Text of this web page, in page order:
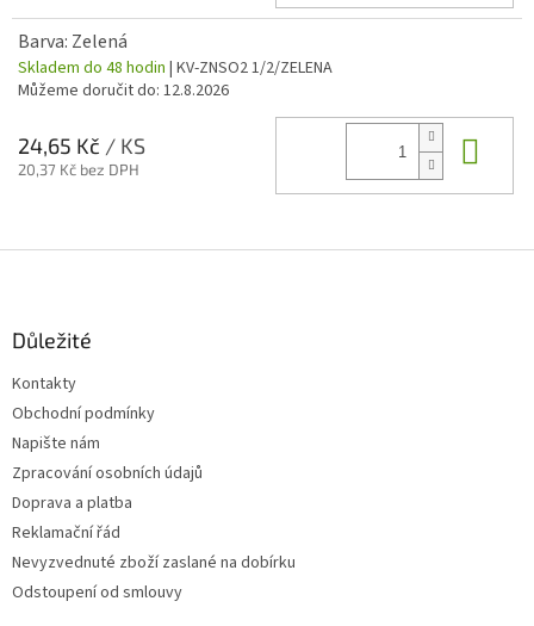
Barva: Zelená
Skladem do 48 hodin | KV-ZNSO2 1/2/ZELENA
Můžeme doručit do: 12.8.2026
24,65 Kč / KS
20,37 Kč bez DPH
Důležité
Kontakty
Obchodní podmínky
Napište nám
Zpracování osobních údajů
Doprava a platba
Reklamační řád
Nevyzvednuté zboží zaslané na dobírku
Odstoupení od smlouvy